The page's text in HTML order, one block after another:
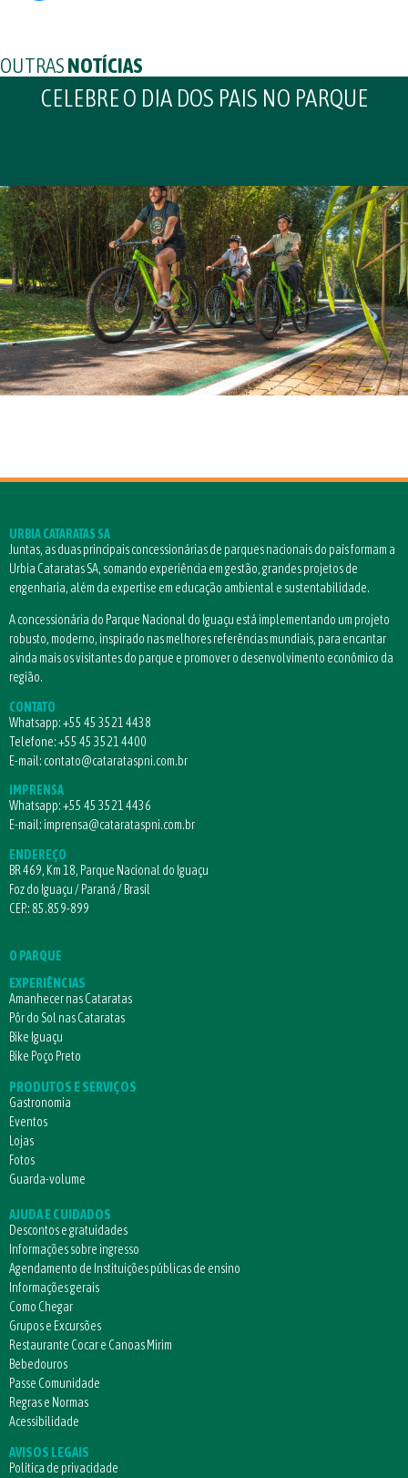
OUTRASNOTÍCIAS
CELEBRE O DIA DOS PAIS NO PARQUE
URBIA CATARATAS SA
Juntas, as duas principais concessionárias de parques nacionais do país formam a
Urbia Cataratas SA, somando experiência em gestão, grandes projetos de
engenharia, além da expertise em educação ambiental e sustentabilidade.
A concessionária do Parque Nacional do Iguaçu está implementando um projeto
robusto, moderno, inspirado nas melhores referências mundiais, para encantar
ainda mais os visitantes do parque e promover o desenvolvimento econômico da
região.
CONTATO
Whatsapp:+55 45 3521 4438
Telefone:+55 45 3521 4400
E-mail: contato@catarataspni.com.br
IMPRENSA
Whatsapp:+55 45 3521 4436
E-mail: imprensa@catarataspni.com.br
ENDEREÇO
BR 469, Km 18, Parque Nacional do Iguaçu
Foz do Iguaçu / Paraná / Brasil
CEP.: 85.859-899
O PARQUE
EXPERIÊNCIAS
Amanhecer nas Cataratas
Pôr do Sol nas Cataratas
Bike Iguaçu
Bike Poço Preto
PRODUTOS E SERVIÇOS
Gastronomia
Eventos
Lojas
Fotos
Guarda-volume
AJUDA E CUIDADOS
Descontos e gratuidades
Informações sobre ingresso
Agendamento de Instituições públicas de ensino
Informações gerais
Como Chegar
Grupos e Excursões
Restaurante Cocar e Canoas Mirim
Bebedouros
Passe Comunidade
Regras e Normas
Acessibilidade
AVISOS LEGAIS
Política de privacidade